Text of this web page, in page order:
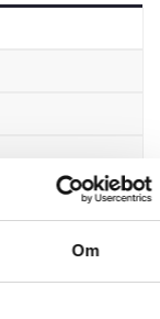
Om
0-
1/8″ -